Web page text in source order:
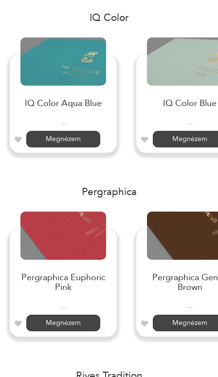
IQ Color
IQ Color Aqua Blue
...
Megnézem
IQ Color Blue
...
Megnézem
Pergraphica
Pergraphica Euphoric
Pink
...
Megnézem
Pergraphica
Brown
...
Megnézem